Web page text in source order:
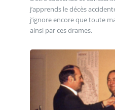
j’apprends le décès
j’ignore encore que toute
ainsi par ces drames.